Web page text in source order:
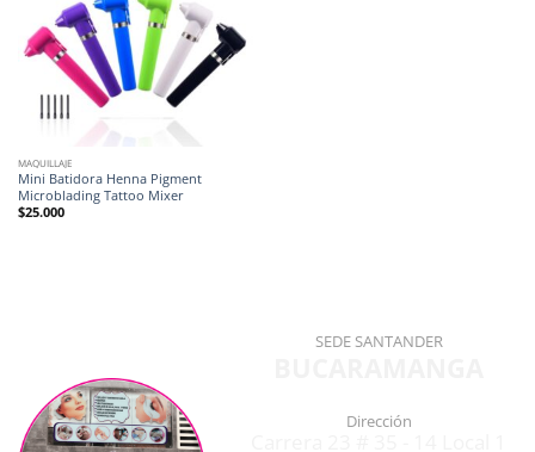
MAQUILLAJE
Mini Batidora Henna Pigment
Microblading Tattoo Mixer
$25.000
SEDE SANTANDER
Dirección